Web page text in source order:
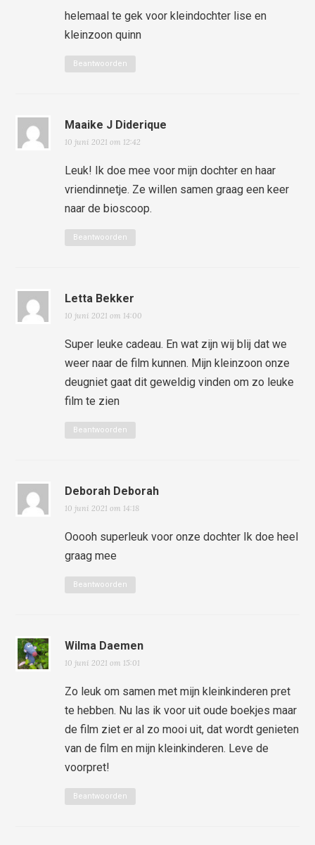
helemaal te gek voor kleindochter lise en
kleinzoon quinn
Beantwoorden
Maaike J Diderique
10 juni 2021 om 12:42
Leuk! Ik doe mee voor mijn dochter en haar
vriendinnetje. Ze willen samen graag een keer
naar de bioscoop.
Beantwoorden
Letta Bekker
10 juni 2021 om 14:00
Super leuke cadeau. En wat zijn wij blij dat we
weer naar de film kunnen. Mijn kleinzoon onze
deugniet gaat dit geweldig vinden om zo leuke
film te zien
Beantwoorden
Deborah Deborah
10 juni 2021 om 14:18
Ooooh superleuk voor onze dochter Ik doe heel
graag mee
Beantwoorden
Wilma Daemen
10 juni 2021 om 15:01
Zo leuk om samen met mijn kleinkinderen pret
te hebben. Nu las ik voor uit oude boekjes maar
de film ziet er al zo mooi uit, dat wordt genieten
van de film en mijn kleinkinderen. Leve de
voorpret!
Beantwoorden